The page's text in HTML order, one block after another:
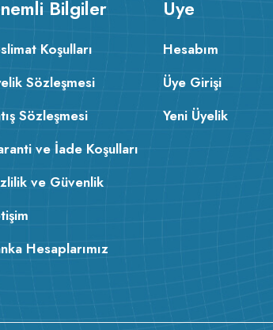
Bilgiler
Koşulları
Sözleşmesi
Sözleşmesi
ve İade Koşulları
ve Güvenlik
Hesaplarımız
Üye
Hesabım
Üye Girişi
Yeni Üyelik